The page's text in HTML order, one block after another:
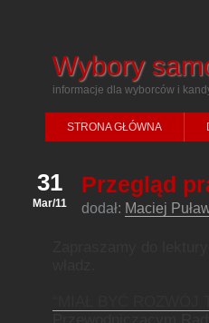
Wybory
informacje dla wyborców i
STRONA GŁÓWNA
31
Mar/11
Przegląd
dodał: Maciej